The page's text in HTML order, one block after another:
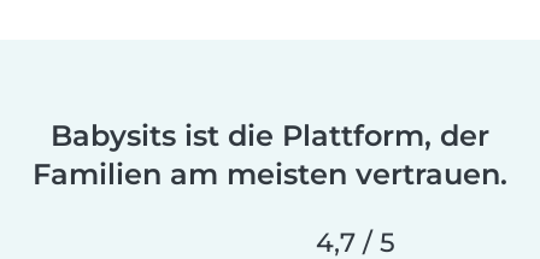
Babysits ist die Plattform, der
Familien am meisten vertrauen.
4,7 / 5